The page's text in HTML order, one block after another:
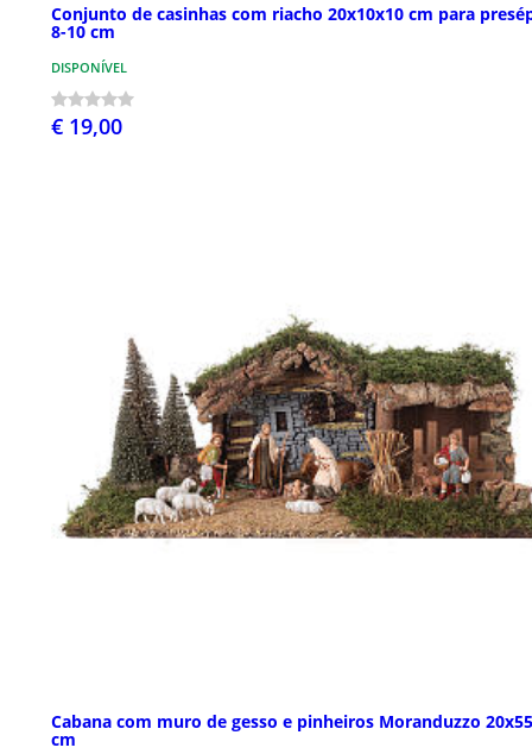
Conjunto de casinhas com riacho 20x10x10 cm para
8-10 cm
DISPONÍVEL
€ 19,00
Cabana com muro de gesso e pinheiros Moranduzzo
cm